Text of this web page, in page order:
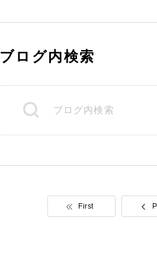
ブログ内検索
First